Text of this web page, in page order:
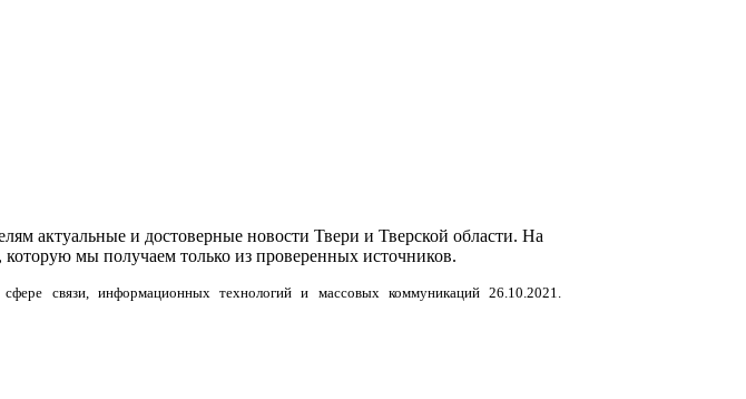
актуальные и достоверные новости Твери и Тверской области. На
мы получаем только из проверенных источников.
связи, информационных технологий и массовых коммуникаций 26.10.2021.